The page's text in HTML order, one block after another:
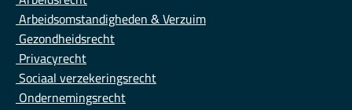
Arbeidsomstandigheden & Verzuim
Gezondheidsrecht
Privacyrecht
Sociaal verzekeringsrecht
Ondernemingsrecht